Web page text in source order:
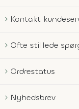
Kontakt
Ofte stillede
Ordrestatus
Nyhedsbrev